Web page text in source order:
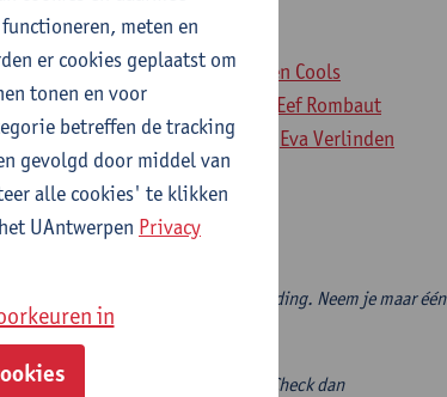
Burman Astrid Cerpentier
Koen Cools
Hans Ihmsen
Eef Rombaut
Passen Marise Van Tendeloo Eva Verlinden
die aansluiten bij je vooropleiding. Neem je maar één
keuzevakken.
basis van je diploma mag volgen? Check dan
meten en
er cookies geplaatst om
tonen en voor
betreffen de tracking
gevolgd door middel van
alle cookies' te klikken
UAntwerpen Privacy
in